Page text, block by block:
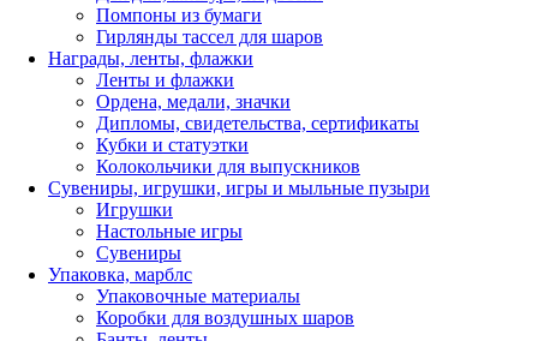
Помпоны из бумаги
Гирлянды тассел для шаров
Награды, ленты, флажки
Ленты и флажки
Ордена, медали, значки
Дипломы, свидетельства, сертификаты
Кубки и статуэтки
Колокольчики для выпускников
Сувениры, игрушки, игры и мыльные пузыри
Игрушки
Настольные игры
Сувениры
Упаковка, марблс
Упаковочные материалы
Коробки для воздушных шаров